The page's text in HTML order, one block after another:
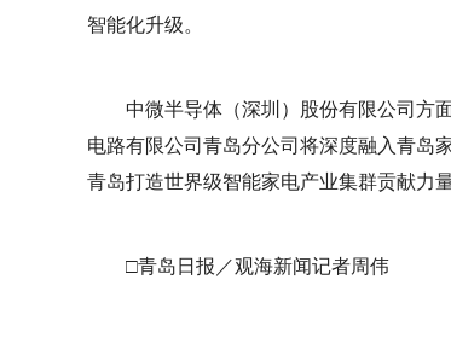
智能化升级。
中微半导体（深圳）股份有限公司方
电路有限公司青岛分公司将深度融入青岛
青岛打造世界级智能家电产业集群贡献力量
□青岛日报／观海新闻记者周伟